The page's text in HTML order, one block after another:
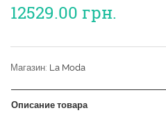
12529.00 грн.
Магазин: La Moda
Описание товара